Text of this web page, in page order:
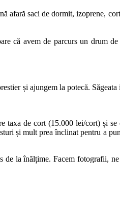
afară saci de dormit, izoprene,
că avem de parcurs un drum
și ajungem la potecă. Săgeata
taxa de cort (15.000 lei/cort) și se
și mult prea înclinat pentru a
de la înălțime. Facem fotografii,